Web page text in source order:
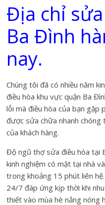
Địa chỉ
Ba Đình
nay.
Chúng tôi đã có nhiều năm
điều hòa khu vực quận Ba
lỗi mà điều hòa của bạn
được sửa chữa nhanh chóng
của khách hàng.
Độ ngũ thợ sửa điều hòa tại
kinh nghiệm có mặt tại nhà
trong khoảng 15 phút liên
24/7 đáp ứng kịp thời khi
thiết vào mùa hè nắng nóng